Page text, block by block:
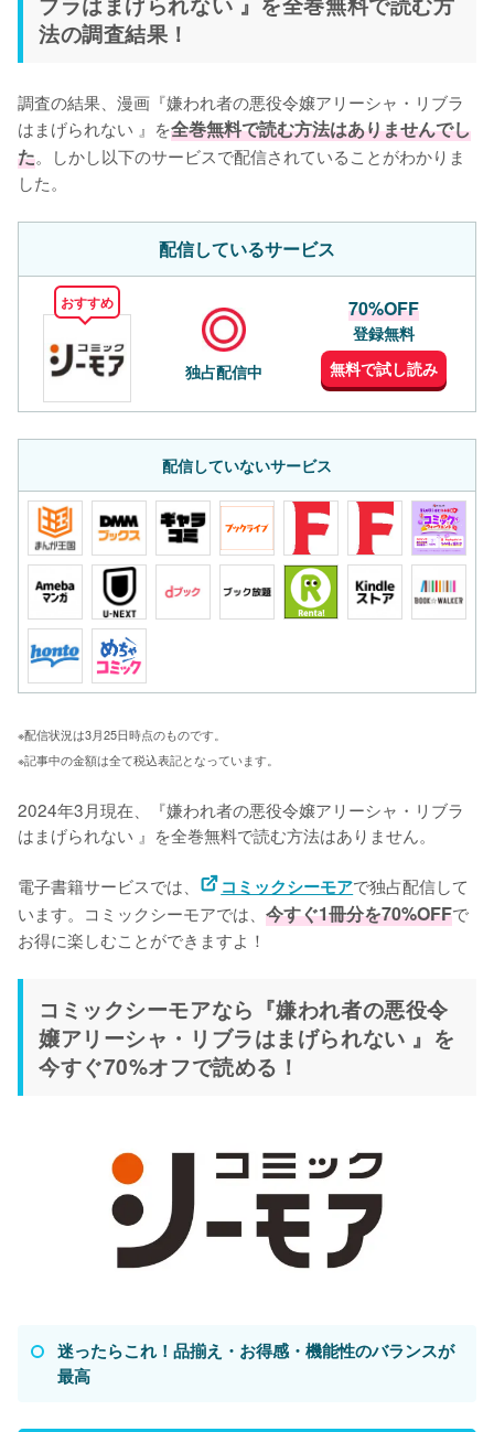
法の調査結果！
調査の結果、漫画『嫌われ者の悪役令嬢アリーシャ・リブラ
はまげられない 』を全巻無料で読む方法はありませんでし
た。しかし以下のサービスで配信されていることがわかりま
した。
配信しているサービス
おすすめ
独占配信中
70%OFF
登録無料
無料で試し読み
配信していないサービス
※配信状況は3月25日時点のものです。
※記事中の金額は全て税込表記となっています。
2024年3月現在、『嫌われ者の悪役令嬢アリーシャ・リブラ
はまげられない 』を全巻無料で読む方法はありません。
電子書籍サービスでは、 コミックシーモアで独占配信して
います。コミックシーモアでは、 今すぐ1冊分を70%OFFで
お得に楽しむことができますよ！
コミックシーモアなら『嫌われ者の悪役令
嬢アリーシャ・リブラはまげられない 』を
今すぐ70%オフで読める！
迷ったらこれ！品揃え・お得感・機能性のバランスが
最高